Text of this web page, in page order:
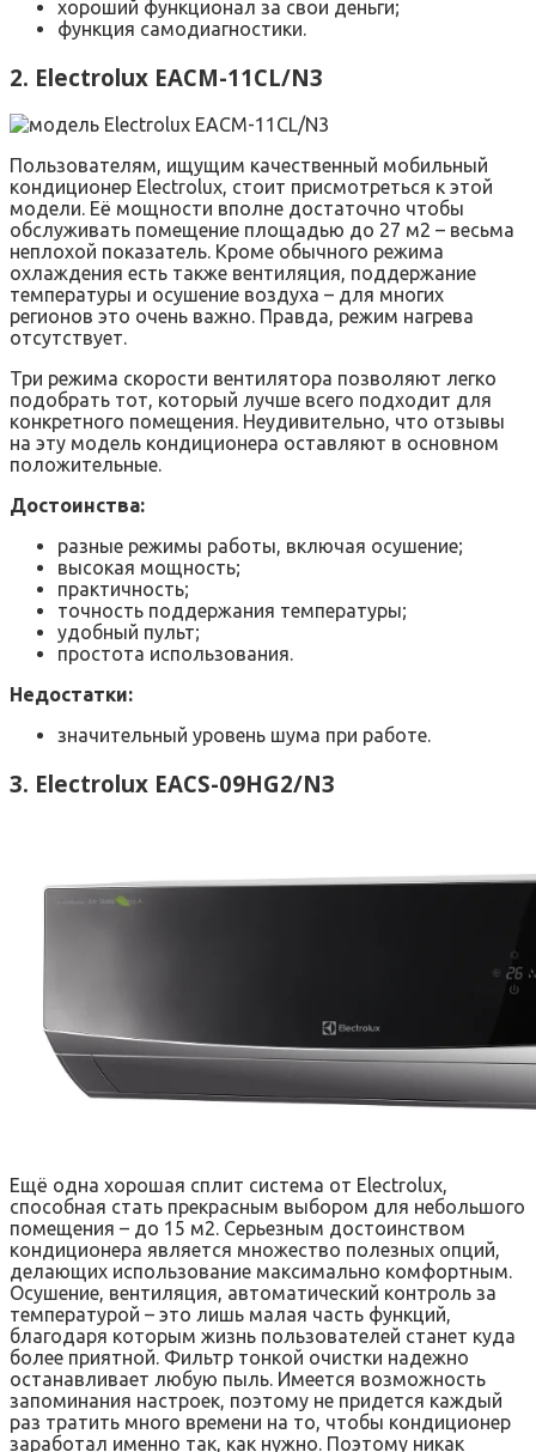
хороший функционал за свои деньги;
функция самодиагностики.
2. Electrolux EACM-11CL/N3
Пользователям, ищущим качественный мобильный
кондиционер Electrolux, стоит присмотреться к этой
модели. Её мощности вполне достаточно чтобы
обслуживать помещение площадью до 27 м2 – весьма
неплохой показатель. Кроме обычного режима
охлаждения есть также вентиляция, поддержание
температуры и осушение воздуха – для многих
регионов это очень важно. Правда, режим нагрева
отсутствует.
Три режима скорости вентилятора позволяют легко
подобрать тот, который лучше всего подходит для
конкретного помещения. Неудивительно, что отзывы
на эту модель кондиционера оставляют в основном
положительные.
Достоинства:
разные режимы работы, включая осушение;
высокая мощность;
практичность;
точность поддержания температуры;
удобный пульт;
простота использования.
Недостатки:
значительный уровень шума при работе.
3. Electrolux EACS-09HG2/N3
Ещё одна хорошая сплит система от Electrolux,
способная стать прекрасным выбором для небольшого
помещения – до 15 м2. Серьезным достоинством
кондиционера является множество полезных опций,
делающих использование максимально комфортным.
Осушение, вентиляция, автоматический контроль за
температурой – это лишь малая часть функций,
благодаря которым жизнь пользователей станет куда
более приятной. Фильтр тонкой очистки надежно
останавливает любую пыль. Имеется возможность
запоминания настроек, поэтому не придется каждый
раз тратить много времени на то, чтобы кондиционер
заработал именно так, как нужно. Поэтому никак